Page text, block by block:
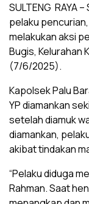
SULTENG RAYA
pelaku
melakukan aksi
Bugis, Kelurahan
(7/6/2025).
Kapolsek Palu
YP diamankan
setelah diamuk
diamankan,
akibat tindakan
“Pelaku diduga
Rahman. Saat